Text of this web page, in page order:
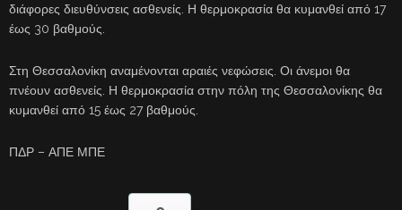
διάφορες διευθύνσεις ασθενείς. Η θερμοκρασία θα κυμανθεί από 17
έως 30 βαθμούς.
Στη Θεσσαλονίκη αναμένονται αραιές νεφώσεις. Οι άνεμοι θα
πνέουν ασθενείς. Η θερμοκρασία στην πόλη της Θεσσαλονίκης θα
κυμανθεί από 15 έως 27 βαθμούς.
ΠΔΡ – ΑΠΕ ΜΠΕ